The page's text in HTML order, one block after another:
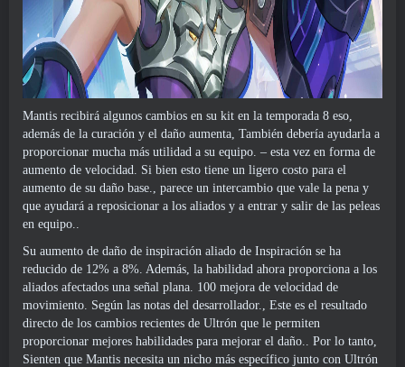
Mantis recibirá algunos cambios en su kit en la temporada 8 eso,
además de la curación y el daño aumenta, También debería ayudarla a
proporcionar mucha más utilidad a su equipo. – esta vez en forma de
aumento de velocidad. Si bien esto tiene un ligero costo para el
aumento de su daño base., parece un intercambio que vale la pena y
que ayudará a reposicionar a los aliados y a entrar y salir de las peleas
en equipo..
Su aumento de daño de inspiración aliado de Inspiración se ha
reducido de 12% a 8%. Además, la habilidad ahora proporciona a los
aliados afectados una señal plana. 100 mejora de velocidad de
movimiento. Según las notas del desarrollador., Este es el resultado
directo de los cambios recientes de Ultrón que le permiten
proporcionar mejores habilidades para mejorar el daño.. Por lo tanto,
Sienten que Mantis necesita un nicho más específico junto con Ultrón